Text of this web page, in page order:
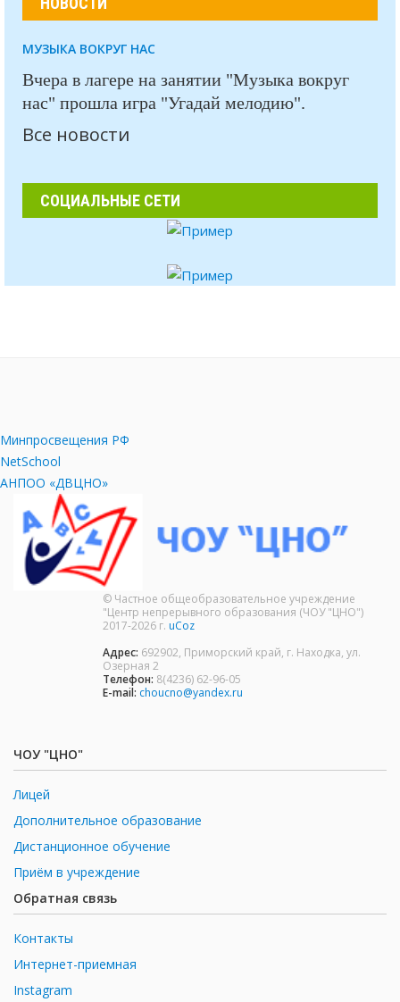
МУЗЫКА ВОКРУГ НАС
Вчера в лагере на занятии "Музыка вокруг
нас" прошла игра "Угадай мелодию".
Все новости
СОЦИАЛЬНЫЕ СЕТИ
Минпросвещения РФ
NetSchool
АНПОО «ДВЦНО»
© Частное общеобразовательное учреждение
"Центр непрерывного образования (ЧОУ "ЦНО")
2017-2026 г. uCoz
Адрес: 692902, Приморский край, г. Находка, ул.
Озерная 2
Телефон: 8(4236) 62-96-05
E-mail: choucno@yandex.ru
ЧОУ "ЦНО"
Лицей
Дополнительное образование
Дистанционное обучение
Приём в учреждение
Обратная связь
Контакты
Интернет-приемная
Instagram